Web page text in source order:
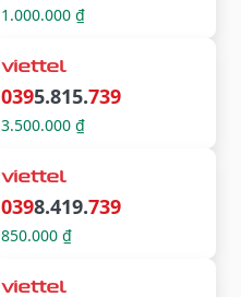
1.000.000 ₫
0395.815.739
3.500.000 ₫
0398.419.739
850.000 ₫